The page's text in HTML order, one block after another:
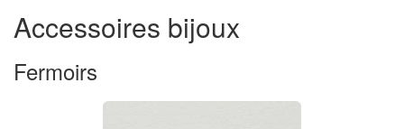
Accessoires bijoux
Fermoirs